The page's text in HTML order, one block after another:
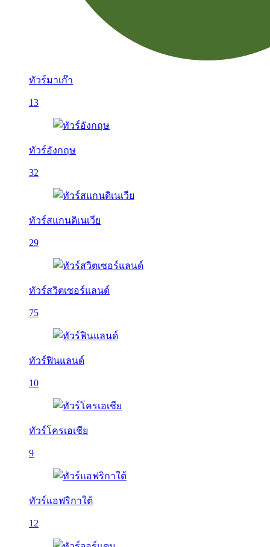
ทัวร์มาเก๊า
13
ทัวร์อังกฤษ
32
ทัวร์สแกนดิเนเวีย
29
ทัวร์สวิตเซอร์แลนด์
75
ทัวร์ฟินแลนด์
10
ทัวร์โครเอเชีย
9
ทัวร์แอฟริกาใต้
12